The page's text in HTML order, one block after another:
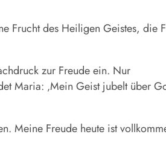
Frucht des Heiligen Geistes, die
zur Freude ein. Nur
Maria: ‚Mein Geist jubelt über
Meine Freude heute ist